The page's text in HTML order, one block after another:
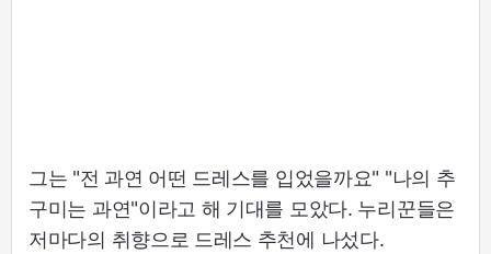
그는 "전 과연 어떤 드레스를 입었을까요" "나의 추
구미는 과연"이라고 해 기대를 모았다. 누리꾼들은
저마다의 취향으로 드레스 추천에 나섰다.